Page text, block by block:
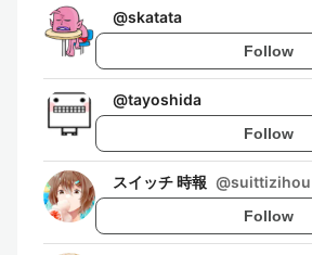
@skatata
Follow
@tayoshida
Follow
スイッチ 時報 @suittizihou
Follow